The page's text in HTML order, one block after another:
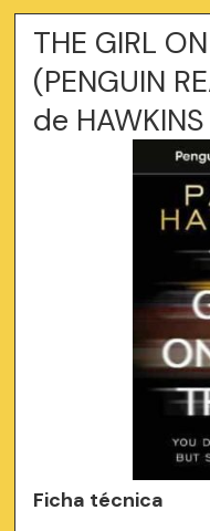
THE GIRL
(PENGUIN
de HAWKINS
Ficha técnica